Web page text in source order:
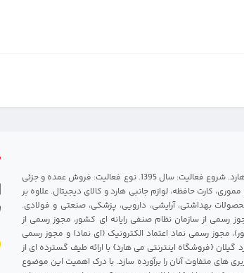
مرکز هارد گیلان {فروشگاه اینترنتی می هارد}؛ مرجع قیمت روزانه هارد. شروع فعالیت: سال 1395. نوع فعالیت: فروش عمده و جزئی
کارت حافظه، لوازم جانبی هارد و کالای دیجیتال. علاوه بر
بهداشتی، آرایشی، دارویی، پزشکی، صنعتی و فولادی.
رسمی از سازمان نظام صنفی رایانه ای کشور، مجوز رسمی از
مجوز رسمی نماد اعتماد الکترونیک (ای نماد) و مجوز رسمی
{فروشگاه اینترنتی می هارد} با ارائه طیف گسترده ای از
های متفاوت آنان را برآورده سازد. با درک اهمیت این موضوع